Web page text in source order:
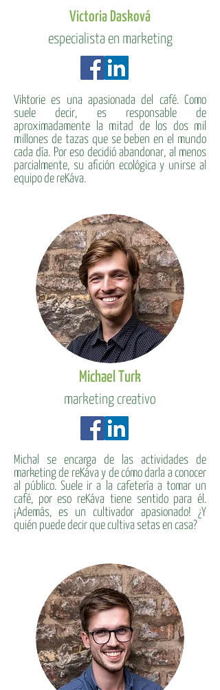
Victoria Dasková
especialista en marketing
Viktorie es una apasionada del café. Como
suele decir, es responsable de
aproximadamente la mitad de los dos mil
millones de tazas que se beben en el mundo
cada día. Por eso decidió abandonar, al menos
parcialmente, su afición ecológica y unirse al
equipo de reKáva.
Michael Turk
marketing creativo
Michal se encarga de las actividades de
marketing de reKáva y de cómo darla a conocer
al público. Suele ir a la cafetería a tomar un
café, por eso reKáva tiene sentido para él.
¡Además, es un cultivador apasionado! ¿Y
quién puede decir que cultiva setas en casa?